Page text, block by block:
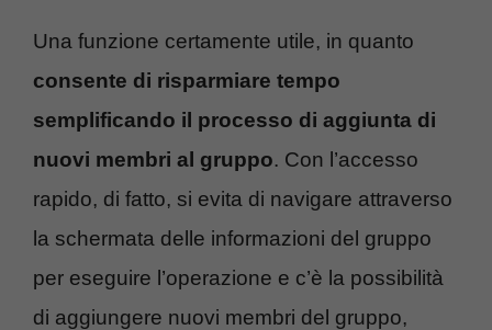
Una funzione certamente utile, in quanto
consente di risparmiare tempo
semplificando il processo di aggiunta di
nuovi membri al gruppo. Con l’accesso
rapido, di fatto, si evita di navigare attraverso
la schermata delle informazioni del gruppo
per eseguire l’operazione e c’è la possibilità
di aggiungere nuovi membri del gruppo,